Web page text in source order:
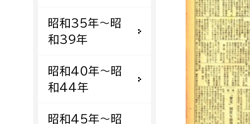
外国人
ペット
障がい福祉課
保険課
健康づくり課
保育課
建設部
建設政策課
会計管理者
出納室
昭和35年〜昭
和39年
昭和40年〜昭
和44年
昭和45年〜昭